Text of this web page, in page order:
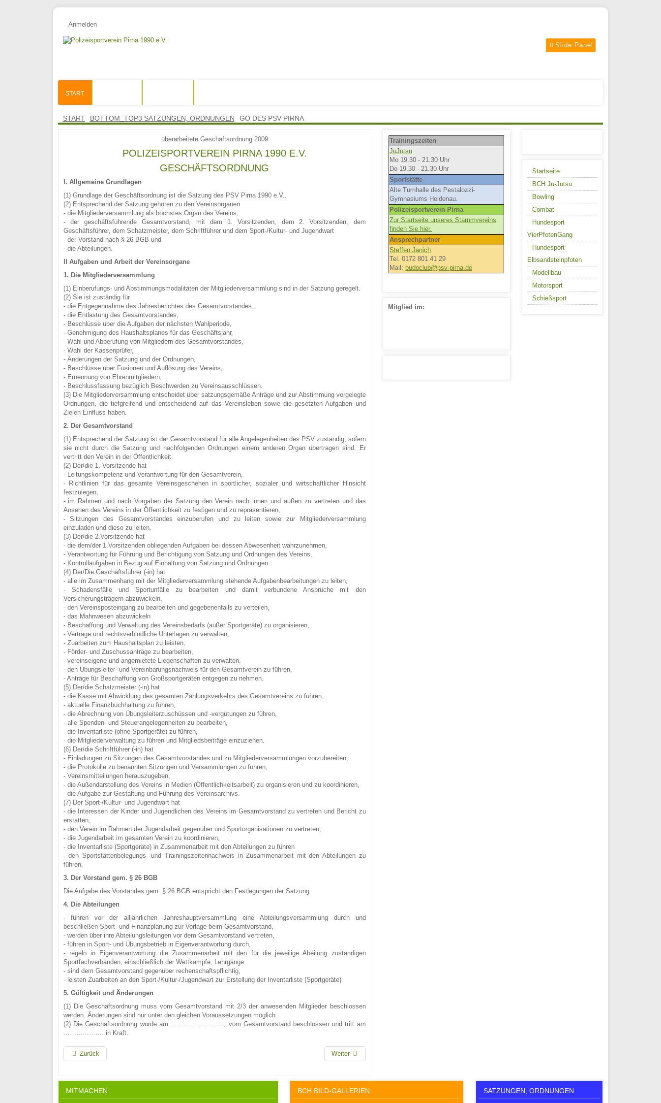
Anmelden
Slide Panel
START
START BOTTOM_TOP3 SATZUNGEN, ORDNUNGEN GO DES PSV PIRNA
überarbeitete Geschäftsordnung 2009
POLIZEISPORTVEREIN PIRNA 1990 E.V.
GESCHÄFTSORDNUNG
I. Allgemeine Grundlagen
(1) Grundlage der Geschäftsordnung ist die Satzung des PSV Pirna 1990 e.V..
(2) Entsprechend der Satzung gehören zu den Vereinsorganen
- die Mitgliederversammlung als höchstes Organ des Vereins,
- der geschäftsführende Gesamtvorstand, mit dem 1. Vorsitzenden, dem 2. Vorsitzenden, dem
Geschäftsführer, dem Schatzmeister, dem Schriftführer und dem Sport-/Kultur- und Jugendwart
- der Vorstand nach § 26 BGB und
- die Abteilungen.
II Aufgaben und Arbeit der Vereinsorgane
1. Die Mitgliederversammlung
(1) Einberufungs- und Abstimmungsmodalitäten der Mitgliederversammlung sind in der Satzung geregelt.
(2) Sie ist zuständig für
- die Entgegennahme des Jahresberichtes des Gesamtvorstandes,
- die Entlastung des Gesamtvorstandes,
- Beschlüsse über die Aufgaben der nächsten Wahlperiode,
- Genehmigung des Haushaltsplanes für das Geschäftsjahr,
- Wahl und Abberufung von Mitgliedern des Gesamtvorstandes,
- Wahl der Kassenprüfer,
- Änderungen der Satzung und der Ordnungen,
- Beschlüsse über Fusionen und Auflösung des Vereins,
- Ernennung von Ehrenmitgliedern,
- Beschlussfassung bezüglich Beschwerden zu Vereinsausschlüssen.
(3) Die Mitgliederversammlung entscheidet über satzungsgemäße Anträge und zur Abstimmung vorgelegte
Ordnungen, die tiefgreifend und entscheidend auf das Vereinsleben sowie die gesetzten Aufgaben und
Zielen Einfluss haben.
2. Der Gesamtvorstand
(1) Entsprechend der Satzung ist der Gesamtvorstand für alle Angelegenheiten des PSV zuständig, sofern
sie nicht durch die Satzung und nachfolgenden Ordnungen einem anderen Organ übertragen sind. Er
vertritt den Verein in der Öffentlichkeit.
(2) Der/die 1. Vorsitzende hat
- Leitungskompetenz und Verantwortung für den Gesamtverein,
- Richtlinien für das gesamte Vereinsgeschehen in sportlicher, sozialer und wirtschaftlicher Hinsicht
festzulegen,
- im Rahmen und nach Vorgaben der Satzung den Verein nach innen und außen zu vertreten und das
Ansehen des Vereins in der Öffentlichkeit zu festigen und zu repräsentieren,
- Sitzungen des Gesamtvorstandes einzuberufen und zu leiten sowie zur Mitgliederversammlung
einzuladen und diese zu leiten.
(3) Der/die 2.Vorsitzende hat
- die dem/der 1.Vorsitzenden obliegenden Aufgaben bei dessen Abwesenheit wahrzunehmen,
- Verantwortung für Führung und Berichtigung von Satzung und Ordnungen des Vereins,
- Kontrollaufgaben in Bezug auf Einhaltung von Satzung und Ordnungen
(4) Der/Die Geschäftsführer (-in) hat
- alle im Zusammenhang mit der Mitgliederversammlung stehende Aufgabenbearbeitungen zu leiten,
- Schadensfälle und Sportunfälle zu bearbeiten und damit verbundene Ansprüche mit den
Versicherungsträgern abzuwickeln,
- den Vereinsposteingang zu bearbeiten und gegebenenfalls zu verteilen,
- das Mahnwesen abzuwickeln
- Beschaffung und Verwaltung des Vereinsbedarfs (außer Sportgeräte) zu organisieren,
- Verträge und rechtsverbindliche Unterlagen zu verwalten,
- Zuarbeiten zum Haushaltsplan zu leisten,
- Förder- und Zuschussanträge zu bearbeiten,
- vereinseigene und angemietete Liegenschaften zu verwalten.
- den Übungsleiter- und Vereinbarungsnachweis für den Gesamtverein zu führen,
- Anträge für Beschaffung von Großsportgeräten entgegen zu nehmen.
(5) Der/die Schatzmeister (-in) hat
- die Kasse mit Abwicklung des gesamten Zahlungsverkehrs des Gesamtvereins zu führen,
- aktuelle Finanzbuchhaltung zu führen,
- die Abrechnung von Übungsleiterzuschüssen und -vergütungen zu führen,
- alle Spenden- und Steuerangelegenheiten zu bearbeiten,
- die Inventarliste (ohne Sportgeräte) zu führen,
- die Mitgliederverwaltung zu führen und Mitgliedsbeiträge einzuziehen.
(6) Der/die Schriftführer (-in) hat
- Einladungen zu Sitzungen des Gesamtvorstandes und zu Mitgliederversammlungen vorzubereiten,
- die Protokolle zu benannten Sitzungen und Versammlungen zu führen,
- Vereinsmitteilungen herauszugeben,
- die Außendarstellung des Vereins in Medien (Öffentlichkeitsarbeit) zu organisieren und zu koordinieren,
- die Aufgabe zur Gestaltung und Führung des Vereinsarchivs.
(7) Der Sport-/Kultur- und Jugendwart hat
- die Interessen der Kinder und Jugendlichen des Vereins im Gesamtvorstand zu vertreten und Bericht zu
erstatten,
- den Verein im Rahmen der Jugendarbeit gegenüber und Sportorganisationen zu vertreten,
- die Jugendarbeit im gesamten Verein zu koordinieren,
- die Inventarliste (Sportgeräte) in Zusammenarbeit mit den Abteilungen zu führen
- den Sportstättenbelegungs- und Trainingszeitennachweis in Zusammenarbeit mit den Abteilungen zu
führen,
3. Der Vorstand gem. § 26 BGB
Die Aufgabe des Vorstandes gem. § 26 BGB entspricht den Festlegungen der Satzung.
4. Die Abteilungen
- führen vor der alljährlichen Jahreshauptversammlung eine Abteilungsversammlung durch und
beschließen Sport- und Finanzplanung zur Vorlage beim Gesamtvorstand,
- werden über ihre Abteilungsleitungen vor dem Gesamtvorstand vertreten,
- führen in Sport- und Übungsbetrieb in Eigenverantwortung durch,
- regeln in Eigenverantwortung die Zusammenarbeit mit den für die jeweilige Abeilung zuständigen
Sportfachverbänden, einschließlich der Wettkämpfe, Lehrgänge
- sind dem Gesamtvorstand gegenüber rechenschaftspflichtig,
- leisten Zuarbeiten an den Sport-/Kultur-/Jugendwart zur Erstellung der Inventarliste (Sportgeräte)
5. Gültigkeit und Änderungen
(1) Die Geschäftsordnung muss vom Gesamtvorstand mit 2/3 der anwesenden Mitglieder beschlossen
werden. Änderungen sind nur unter den gleichen Voraussetzungen möglich.
(2) Die Geschäftsordnung wurde am ……………………., vom Gesamtvorstand beschlossen und tritt am
………………. in Kraft.
Zurück Weiter
Trainingszeiten
JuJutsu
Mo 19.30 - 21.30 Uhr
Do 19.30 - 21.30 Uhr
Sportstätte
Alte Turnhalle des Pestalozzi-
Gymnasiums Heidenau.
Polizeisportverein Pirna
Zur Startseite unseres Stammvereins
finden Sie hier.
Ansprechpartner
Steffen Janich
Tel. 0172 801 41 29
Mail: budoclub@psv-pirna.de
Mitglied im:
Startseite
BCH Ju-Jutsu
Bowling
Combat
Hundesport
VierPfotenGang
Hundesport
Elbsandsteinpfoten
Modellbau
Motorsport
Schießsport
MITMACHEN BCH BILD-GALLERIEN SATZUNGEN, ORDNUNGEN